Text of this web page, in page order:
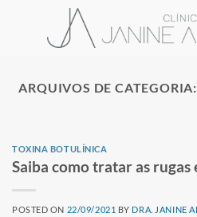
ARQUIVOS DE CATEGORIA:
TOXINA BOTULÍNICA
Saiba como tratar as rugas
POSTED ON 22/09/2021 BY DRA. JANINE